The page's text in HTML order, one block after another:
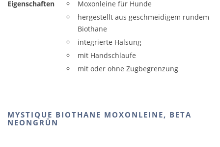
Eigenschaften
Moxonleine für Hunde
hergestellt aus geschmeidigem rundem
Biothane
integrierte Halsung
mit Handschlaufe
mit oder ohne Zugbegrenzung
MYSTIQUE BIOTHANE MOXONLEINE, BETA
NEONGRÜN